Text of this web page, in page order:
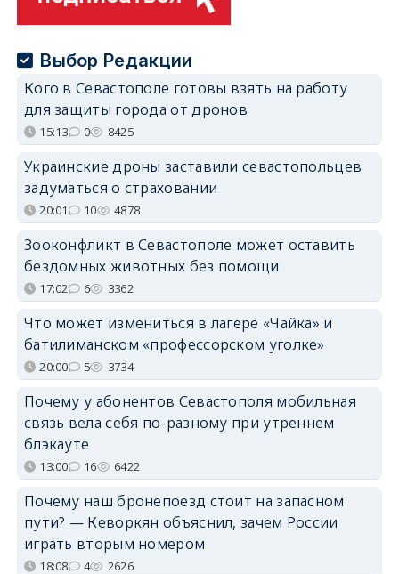
Выбор Редакции
Кого в Севастополе готовы взять на работу
для защиты города от дронов
15:13 0 8425
Украинские дроны заставили севастопольцев
задуматься о страховании
20:01 10 4878
Зооконфликт в Севастополе может оставить
бездомных животных без помощи
17:02 6 3362
Что может измениться в лагере «Чайка» и
батилиманском «профессорском уголке»
20:00 5 3734
Почему у абонентов Севастополя мобильная
связь вела себя по-разному при утреннем
блэкауте
13:00 16 6422
Почему наш бронепоезд стоит на запасном
пути? — Кеворкян объяснил, зачем России
играть вторым номером
18:08 4 2626